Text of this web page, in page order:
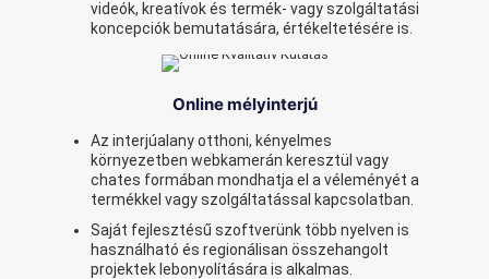
videók, kreatívok és termék- vagy szolgáltatási
koncepciók bemutatására, értékeltetésére is.
Online mélyinterjú
Az interjúalany otthoni, kényelmes
környezetben webkamerán keresztül vagy
chates formában mondhatja el a véleményét a
termékkel vagy szolgáltatással kapcsolatban.
Saját fejlesztésű szoftverünk több nyelven is
használható és regionálisan összehangolt
projektek lebonyolítására is alkalmas.